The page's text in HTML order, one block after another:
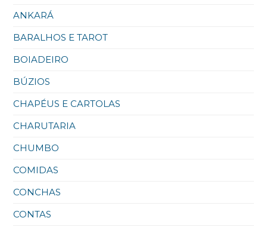
ANKARÁ
BARALHOS E TAROT
BOIADEIRO
BÚZIOS
CHAPÉUS E CARTOLAS
CHARUTARIA
CHUMBO
COMIDAS
CONCHAS
CONTAS